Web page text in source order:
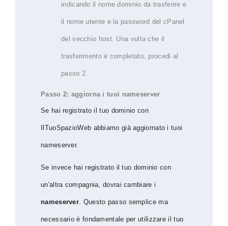
indicando il nome dominio da trasferire e
il nome utente e la password del cPanel
del vecchio host. Una volta che il
trasferimento è completato, procedi al
passo 2.
Passo 2: aggiorna i tuoi nameserver
Se hai registrato il tuo dominio con
IlTuoSpazioWeb abbiamo già aggiornato i tuoi
nameserver.
Se invece hai registrato il tuo dominio con
un'altra compagnia, dovrai cambiare i
nameserver. Questo passo semplice ma
necessario è fondamentale per utilizzare il tuo